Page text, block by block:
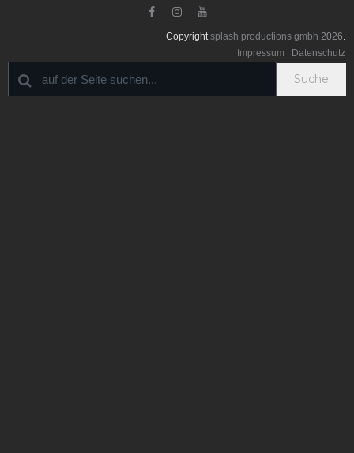
  
Copyrightsplash productions gmbh 2026.
Impressum
Datenschutz
Suche